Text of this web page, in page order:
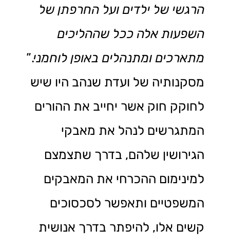
הרגשי של ילדים ועל החרפתן של
השפעות אלה ככל שההליכים
מתארכים ומתנהלים באופן לוחמני.”
מסקנותיה של ועדת שנהב היו שיש
לחוקק חוק אשר יחייב את ההורים
המתגרשים לנהל את מאבקי
הגירושין שלהם, בדרך שתצמצם
למינימום ההכרחי את המאבקים
המשפטיים ותאפשר לסכסוכים
קשים אלו, להיפתר בדרך אנושית